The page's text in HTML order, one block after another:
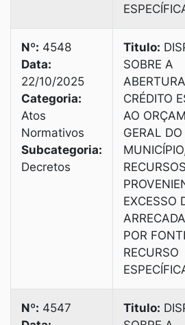
Nº: 4548
Data:
22/10/2025
Categoria:
Atos
Normativos
Subcategoria:
Decretos
Titulo:
SOBRE A
CRÉDITO
AO
GERAL DO
RECURSOS
EXCESSO
POR
RECURSO
Nº: 4547
Titulo: